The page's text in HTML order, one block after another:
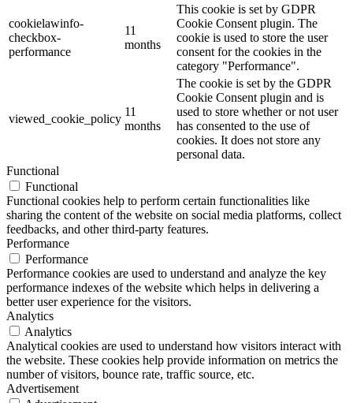
cookielawinfo-
checkbox-
performance
11
months
This cookie is set by GDPR
Cookie Consent plugin. The
cookie is used to store the user
consent for the cookies in the
category "Performance".
viewed_cookie_policy
11
months
The cookie is set by the GDPR
Cookie Consent plugin and is
used to store whether or not user
has consented to the use of
cookies. It does not store any
personal data.
Functional
Functional
Functional cookies help to perform certain functionalities like
sharing the content of the website on social media platforms, collect
feedbacks, and other third-party features.
Performance
Performance
Performance cookies are used to understand and analyze the key
performance indexes of the website which helps in delivering a
better user experience for the visitors.
Analytics
Analytics
Analytical cookies are used to understand how visitors interact with
the website. These cookies help provide information on metrics the
number of visitors, bounce rate, traffic source, etc.
Advertisement